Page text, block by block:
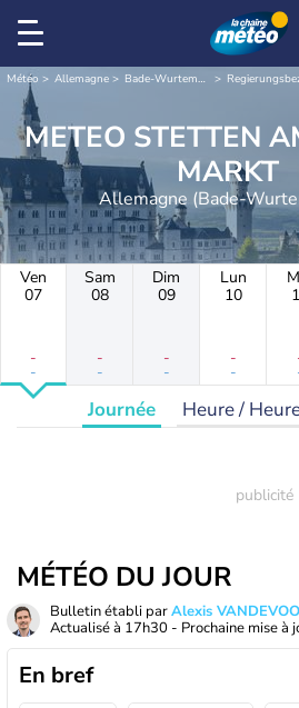
Météo Allemagne Bade-Wurtemberg
METEO STETTEN AM KALTEN
MARKT
Allemagne (Bade-
Ven
07
-
-
Sam
08
-
-
Dim
09
-
-
Lun
10
-
-
Journée Heure /
MÉTÉO DU JOUR
Bulletin établi parAlexis
Actualisé à 17h30 - Prochaine mise à
En bref